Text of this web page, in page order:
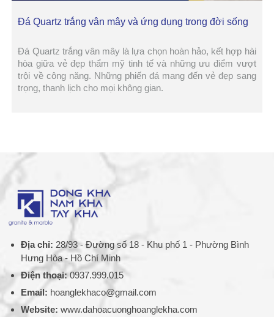
Đá Quartz trắng vân mây và ứng dụng trong đời sống
Đá Quartz trắng vân mây là lựa chọn hoàn hảo, kết hợp hài
hòa giữa vẻ đẹp thẩm mỹ tinh tế và những ưu điểm vượt
trội về công năng. Những phiến đá mang đến vẻ đẹp sang
trọng, thanh lịch cho mọi không gian.
Địa chỉ: 28/93 - Đường số 18 - Khu phố 1 - Phường Bình
Hưng Hòa - Hồ Chí Minh
Điện thoại:0937.999.015
Email: hoanglekhaco@gmail.com
Website: www.dahoacuonghoanglekha.com